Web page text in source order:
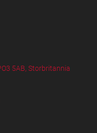
5AB, Storbritannia